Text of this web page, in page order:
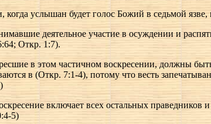
когда услышан будет голос Божий в седьмой
деятельное участие в осуждении и
Откр. 1:7).
в этом частичном воскресении, должны
в (Откр. 7:1-4), потому что весть
включает всех остальных
5)